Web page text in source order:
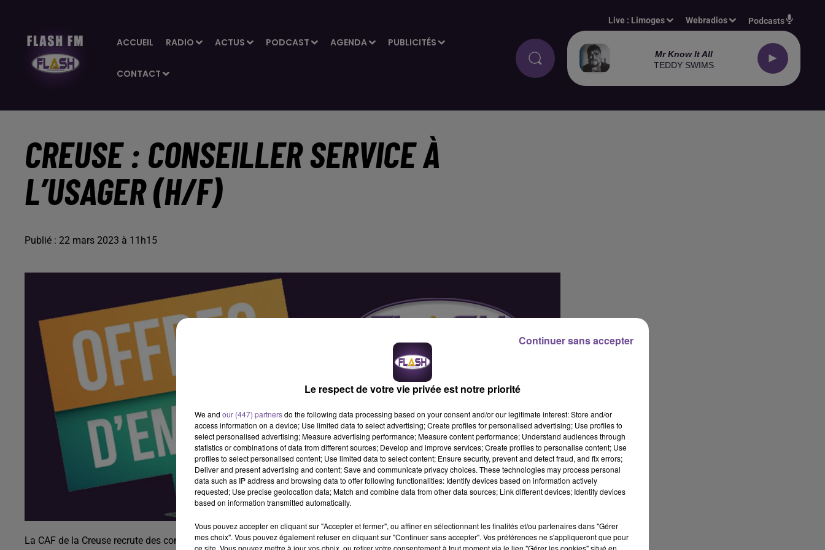
ACCUEIL RADIO ACTUS PODCAST AGENDA PUBLICITÉS
CONTACT
Live : Limoges Webradios Podcasts
Mr Know It All
TEDDY SWIMS
CREUSE : CONSEILLER SERVICE À
L’USAGER (H/F)
Publié : 22 mars 2023 à 11h15
La CAF de la Creuse recrute des conseillers à l’Usager (H/F). Le Conseiller Service à l'Usager de la plateforme téléphonique
Le respect de votre vie privée est notre priorité
We and our (447) partnersdo the following data processing based on your consent and/or our legitimate interest: Store and/or
access information on a device; Use limited data to select advertising; Create profiles for personalised advertising; Use profiles to
select personalised advertising; Measure advertising performance; Measure content performance; Understand audiences through
statistics or combinations of data from different sources; Develop and improve services; Create profiles to personalise content; Use
profiles to select personalised content; Use limited data to select content; Ensure security, prevent and detect fraud, and fix errors;
Deliver and present advertising and content; Save and communicate privacy choices. These technologies may process personal
data such as IP address and browsing data to offer following functionalities: Identify devices based on information actively
requested; Use precise geolocation data; Match and combine data from other data sources; Link different devices; Identify devices
based on information transmitted automatically.
Vous pouvez accepter en cliquant sur "Accepter et fermer", ou affiner en sélectionnant les finalités et/ou partenaires dans "Gérer
mes choix". Vous pouvez également refuser en cliquant sur "Continuer sans accepter". Vos préférences ne s'appliqueront que pour
ce site. Vous pouvez mettre à jour vos choix, ou retirer votre consentement à tout moment via le lien "Gérer les cookies" situé en
Continuer sans accepter